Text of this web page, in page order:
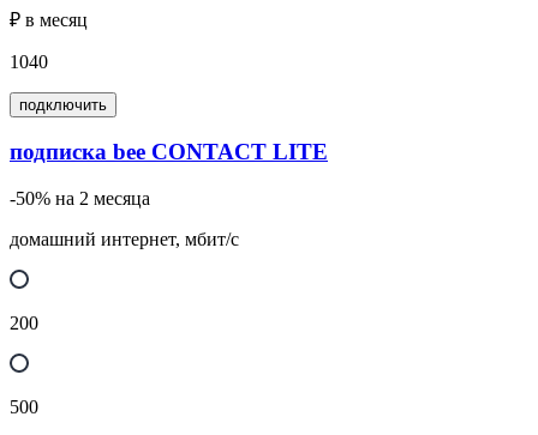
₽ в месяц
1040
подключить
подписка bee CONTACT LITE
-50% на 2 месяца
домашний интернет, мбит/с
200
500